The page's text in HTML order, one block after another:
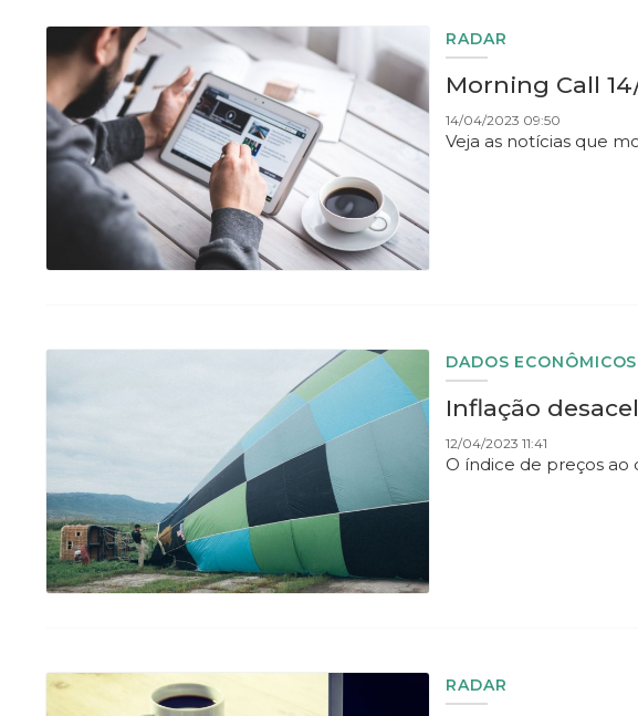
RADAR
Morning Call
14/04/2023 09:50
Veja as notícias que
DADOS ECONÔMICOS
Inflação
12/04/2023 11:41
O índice de preços ao
RADAR